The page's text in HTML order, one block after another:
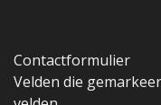
Contactformulier
Velden die